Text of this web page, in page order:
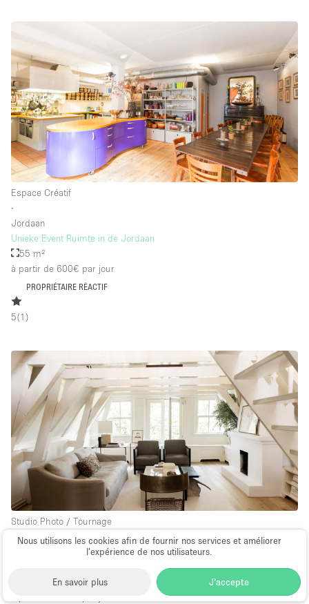
Nous utilisons les cookies afin de fournir nos services et améliorer
l’expérience de nos utilisateurs.
En savoir plus J'accepte
Espace Créatif
∙
Jordaan
Unieke Event Ruimte in de Jordaan
55 m²
à partir de 600€ par jour
PROPRIÉTAIRE RÉACTIF
5(1 )
Studio Photo / Tournage